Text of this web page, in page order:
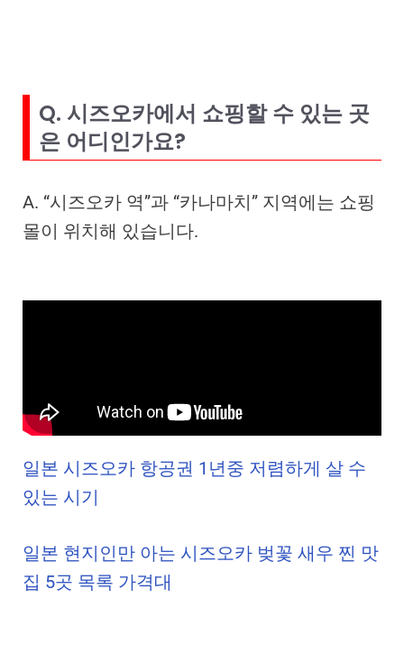
Q. 시즈오카에서 쇼핑할 수 있는 곳
은 어디인가요?
A. “시즈오카 역”과 “카나마치” 지역에는 쇼핑
몰이 위치해 있습니다.
일본 시즈오카 항공권 1년중 저렴하게 살 수
있는 시기
일본 현지인만 아는 시즈오카 벚꽃 새우 찐 맛
집 5곳 목록 가격대